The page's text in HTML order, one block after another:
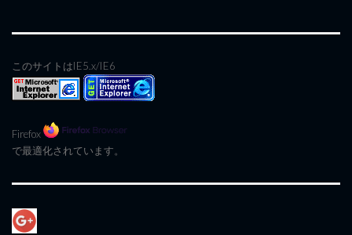
このサイトはIE5.x/IE6
Firefox
で最適化されています。